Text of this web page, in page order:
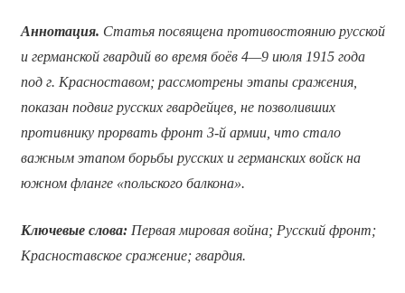
Аннотация. Статья посвящена противостоянию русской
и германской гвардий во время боёв 4—9 июля 1915 года
под г. Красноставом; рассмотрены этапы сражения,
показан подвиг русских гвардейцев, не позволивших
противнику прорвать фронт 3-й армии, что стало
важным этапом борьбы русских и германских войск на
южном фланге «польского балкона».
Ключевые слова:Первая мировая война; Русский фронт;
Красноставское сражение; гвардия.